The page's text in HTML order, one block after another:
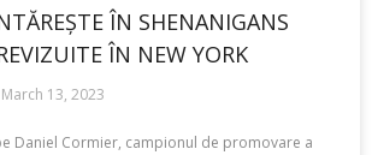
ÎN SHENANIGANS
ÎN NEW YORK
March 13, 2023
Daniel Cormier, campionul de promovare a